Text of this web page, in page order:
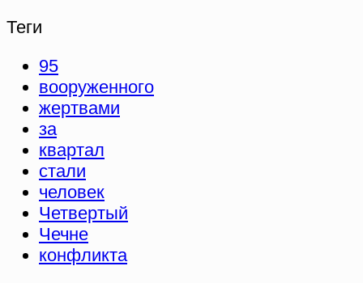
Теги
95
вооруженного
жертвами
за
квартал
стали
человек
Четвертый
Чечне
конфликта